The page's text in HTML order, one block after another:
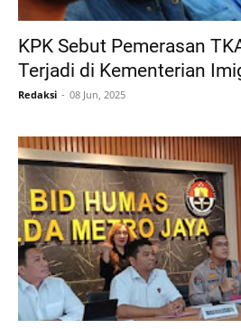
KPK Sebut Pemerasan
Terjadi di Kementerian
Redaksi 08 Jun, 2025